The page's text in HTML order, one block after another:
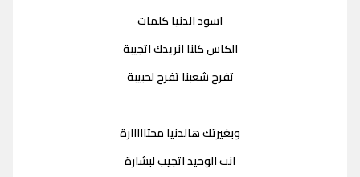
اسود الدنيا كلمات
الكاس كلنا انريدك اتجيبة
تفرح شعبنا تفرح لحبيبة
وبغيرتك هالدنيا محتااااارة
انت الوحيد اتجيب لبشارة